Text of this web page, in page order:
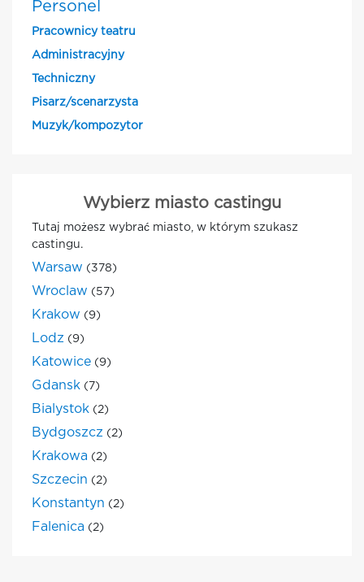
Personel
Pracownicy teatru
Administracyjny
Techniczny
Pisarz/scenarzysta
Muzyk/kompozytor
Wybierz miasto castingu
Tutaj możesz wybrać miasto, w którym szukasz
castingu.
Warsaw (378)
Wroclaw (57)
Krakow (9)
Lodz (9)
Katowice (9)
Gdansk (7)
Bialystok (2)
Bydgoszcz (2)
Krakowa (2)
Szczecin (2)
Konstantyn (2)
Falenica (2)